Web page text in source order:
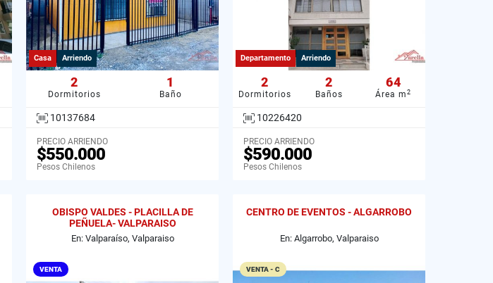
Casa Arriendo
2
Dormitorios
1
Baño
10137684
PRECIO ARRIENDO
$550.000
Pesos Chilenos
Departamento Arriendo
2
Dormitorios
2
Baños
64
Área m 2
10226420
PRECIO ARRIENDO
$590.000
Pesos Chilenos
OBISPO VALDES - PLACILLA DE
PEÑUELA- VALPARAISO
En: Valparaíso, Valparaiso
VENTA
CENTRO DE EVENTOS - ALGARROBO
En: Algarrobo, Valparaiso
VENTA - C